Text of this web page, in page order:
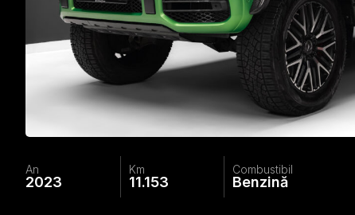
An
2023
Km
11.153
Combustibil
Benzină